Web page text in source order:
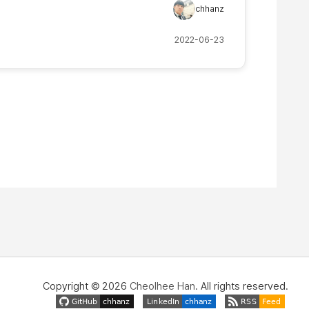
를
chhanz
2022-06-23
Copyright © 2026 Cheolhee Han. All rights reserved.